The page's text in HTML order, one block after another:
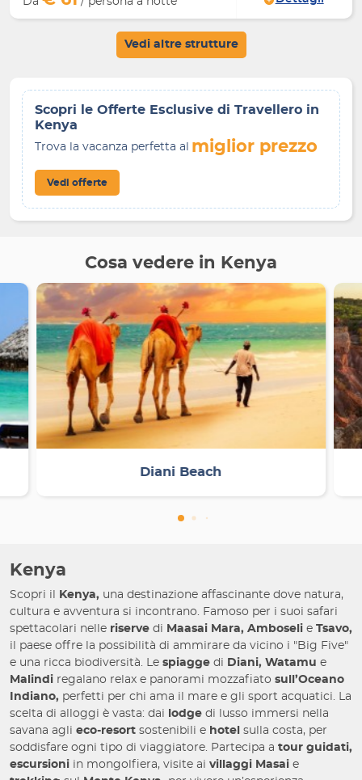
Vedi altre strutture
Scopri le Offerte Esclusive di Travellero in
Kenya
Trova la vacanza perfetta al miglior prezzo
Vedi offerte
Cosa vedere in Kenya
Diani Beach
Kenya
Scopri il Kenya, una destinazione affascinante dove natura,
cultura e avventura si incontrano. Famoso per i suoi safari
spettacolari nelle riserve di Maasai Mara, Amboseli e Tsavo,
il paese offre la possibilità di ammirare da vicino i "Big Five"
e una ricca biodiversità. Le spiagge di Diani, Watamu e
Malindi regalano relax e panorami mozzafiato sull’Oceano
Indiano, perfetti per chi ama il mare e gli sport acquatici. La
scelta di alloggi è vasta: dai
lodge di lusso immersi nella
savana agli eco-resort sostenibili e hotel sulla costa, per
soddisfare ogni tipo di viaggiatore. Partecipa a tour guidati,
escursioni in mongolfiera, visite ai villaggi Masai e